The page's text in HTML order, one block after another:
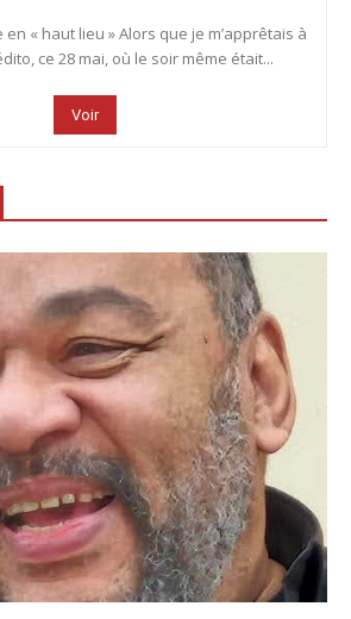
« haut lieu » Alors que je m’apprêtais à
ce 28 mai, où le soir même était...
Voir